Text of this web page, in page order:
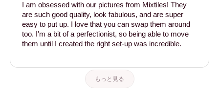
I am obsessed with our pictures from Mixtiles! They
are such good quality, look fabulous, and are super
easy to put up. I love that you can swap them around
too. I'm a bit of a perfectionist, so being able to move
them until I created the right set-up was incredible.
もっと見る